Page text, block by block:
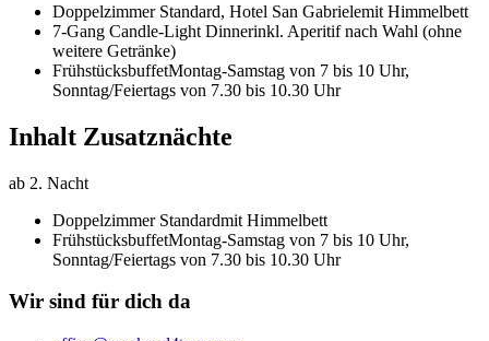
Doppelzimmer Standard, Hotel San Gabrielemit Himmelbett
7-Gang Candle-Light Dinnerinkl. Aperitif nach Wahl (ohne
weitere Getränke)
FrühstücksbuffetMontag-Samstag von 7 bis 10 Uhr,
Sonntag/Feiertags von 7.30 bis 10.30 Uhr
Inhalt Zusatznächte
ab 2. Nacht
Doppelzimmer Standardmit Himmelbett
FrühstücksbuffetMontag-Samstag von 7 bis 10 Uhr,
Sonntag/Feiertags von 7.30 bis 10.30 Uhr
Wir sind für dich da